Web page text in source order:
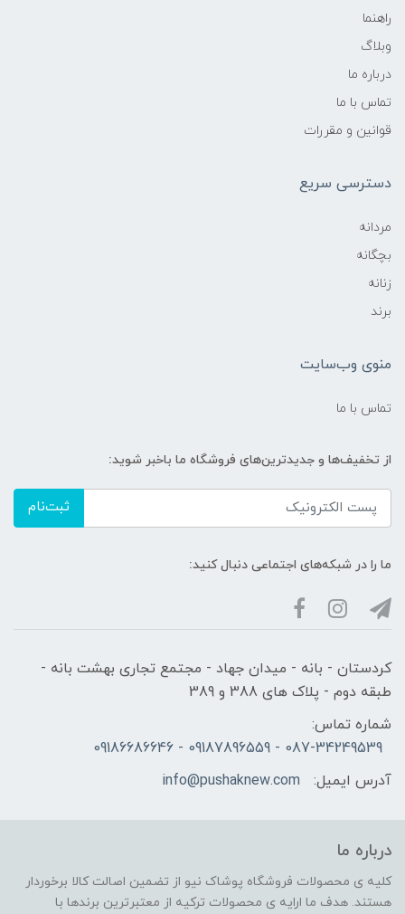
راهنما
وبلاگ
درباره ما
تماس با ما
قوانین و مقررات
دسترسی سریع
مردانه
بچگانه
زنانه
برند
منوی وب‌سایت
تماس با ما
از تخفیف‌ها و جدیدترین‌های فروشگاه ما باخبر شوید:
ثبت‌نام
ما را در شبکه‌های اجتماعی دنبال کنید:
کردستان - بانه - میدان جهاد - مجتمع تجاری بهشت بانه -
طبقه دوم - پلاک های 388 و 389
شماره تماس:
087-34249539 - 09187896559 - 09186686646
آدرس ایمیل:
info@pushaknew.com
درباره ما
کلیه ی محصولات فروشگاه پوشاک نیو از تضمین اصالت کالا برخوردار
هستند. هدف ما ارایه ی محصولات ترکیه از معتبرترین برندها با